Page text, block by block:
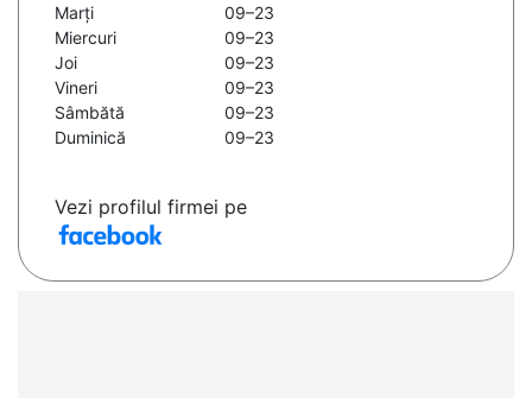
Marți
09–23
Miercuri
09–23
Joi
09–23
Vineri
09–23
Sâmbătă
09–23
Duminică
09–23
Vezi profilul firmei pe